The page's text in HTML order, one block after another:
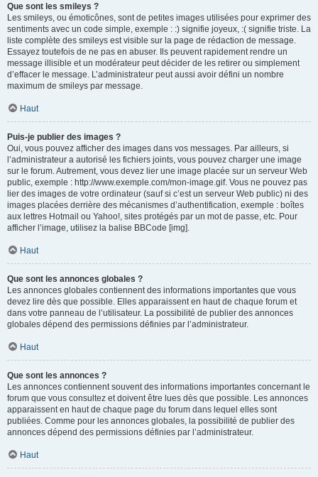
Que sont les smileys ?
Les smileys, ou émoticônes, sont de petites images utilisées pour exprimer des
sentiments avec un code simple, exemple : :) signifie joyeux, :( signifie triste. La
liste complète des smileys est visible sur la page de rédaction de message.
Essayez toutefois de ne pas en abuser. Ils peuvent rapidement rendre un
message illisible et un modérateur peut décider de les retirer ou simplement
d’effacer le message. L’administrateur peut aussi avoir défini un nombre
maximum de smileys par message.
Haut
Puis-je publier des images ?
Oui, vous pouvez afficher des images dans vos messages. Par ailleurs, si
l’administrateur a autorisé les fichiers joints, vous pouvez charger une image
sur le forum. Autrement, vous devez lier une image placée sur un serveur Web
public, exemple : http://www.exemple.com/mon-image.gif. Vous ne pouvez pas
lier des images de votre ordinateur (sauf si c’est un serveur Web public) ni des
images placées derrière des mécanismes d’authentification, exemple : boîtes
aux lettres Hotmail ou Yahoo!, sites protégés par un mot de passe, etc. Pour
afficher l’image, utilisez la balise BBCode [img].
Haut
Que sont les annonces globales ?
Les annonces globales contiennent des informations importantes que vous
devez lire dès que possible. Elles apparaissent en haut de chaque forum et
dans votre panneau de l’utilisateur. La possibilité de publier des annonces
globales dépend des permissions définies par l’administrateur.
Haut
Que sont les annonces ?
Les annonces contiennent souvent des informations importantes concernant le
forum que vous consultez et doivent être lues dès que possible. Les annonces
apparaissent en haut de chaque page du forum dans lequel elles sont
publiées. Comme pour les annonces globales, la possibilité de publier des
annonces dépend des permissions définies par l’administrateur.
Haut